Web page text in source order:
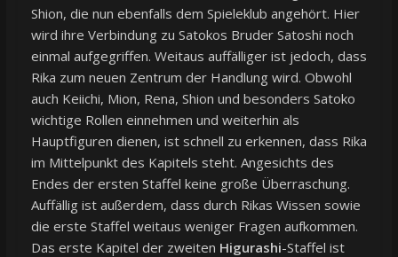
Shion, die nun ebenfalls dem Spieleklub angehört. Hier
wird ihre Verbindung zu Satokos Bruder Satoshi noch
einmal aufgegriffen. Weitaus auffälliger ist jedoch, dass
Rika zum neuen Zentrum der Handlung wird. Obwohl
auch Keiichi, Mion, Rena, Shion und besonders Satoko
wichtige Rollen einnehmen und weiterhin als
Hauptfiguren dienen, ist schnell zu erkennen, dass Rika
im Mittelpunkt des Kapitels steht. Angesichts des
Endes der ersten Staffel keine große Überraschung.
Auffällig ist außerdem, dass durch Rikas Wissen sowie
die erste Staffel weitaus weniger Fragen aufkommen.
Das erste Kapitel der zweiten Higurashi-Staffel ist